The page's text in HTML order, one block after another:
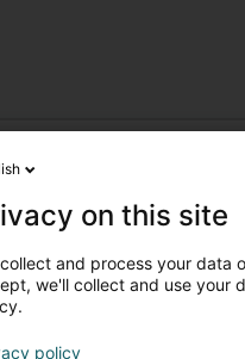
(Rammerich)
on this site
and process your data
we'll collect and use your
policy